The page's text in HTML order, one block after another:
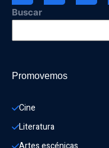
Buscar
Promovemos
Cine
Literatura